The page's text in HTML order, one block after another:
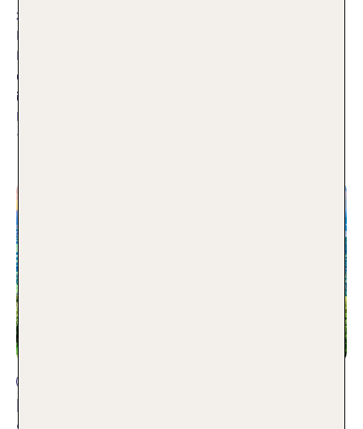
27.07.2026
Löwen in Afrika beobachten, durch den tropischen
Regenwald streifen oder Pinguine in der Arktis entdecken –
und das alles an einem einzigen Tag? In Deutschlands Zoos
ist das möglich. Doch welcher ist der schönste Zoo
Deutschlands? TUI Mitarbeiter Thomas verrät dir seine Top
10 der schönsten Zoos des Landes.
Fünf Ideen für einen Wochenendtrip in